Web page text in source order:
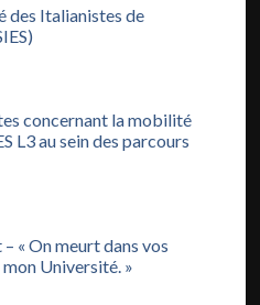
des Italianistes de
concernant la mobilité
L3 au sein des parcours
« On meurt dans vos
Université. »